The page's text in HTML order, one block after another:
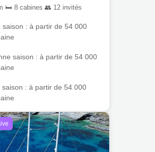
🛏 8 cabines 👥 12 invités
saison : à partir de 54 000
saison : à partir de 54 000
saison : à partir de 54 000